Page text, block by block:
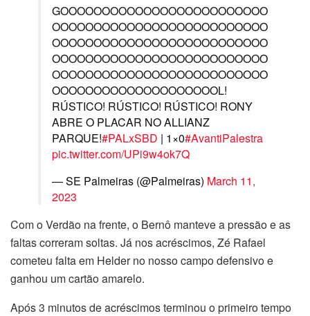
GOOOOOOOOOOOOOOOOOOOOOOOOO
OOOOOOOOOOOOOOOOOOOOOOOOOO
OOOOOOOOOOOOOOOOOOOOOOOOOO
OOOOOOOOOOOOOOOOOOOOOOOOOO
OOOOOOOOOOOOOOOOOOOOOOOOOO
OOOOOOOOOOOOOOOOOOOOL!
RÚSTICO! RÚSTICO! RÚSTICO! RONY
ABRE O PLACAR NO ALLIANZ
PARQUE!#PALxSBD | 1×0#AvantiPalestra
pic.twitter.com/UPi9w4ok7Q
— SE Palmeiras (@Palmeiras) March 11,
2023
Com o Verdão na frente, o Bernô manteve a pressão e as
faltas correram soltas. Já nos acréscimos, Zé Rafael
cometeu falta em Helder no nosso campo defensivo e
ganhou um cartão amarelo.
Após 3 minutos de acréscimos terminou o primeiro tempo